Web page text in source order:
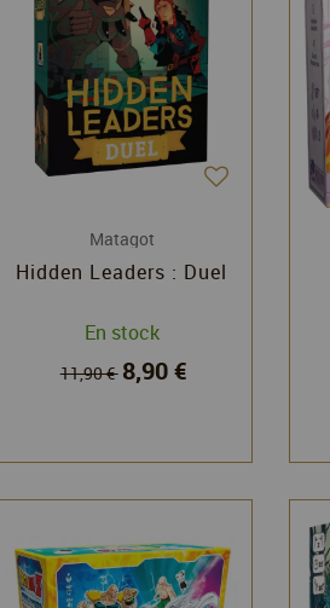
Matagot
Hidden Leaders : Duel
En stock
11,90 € 8,90 €